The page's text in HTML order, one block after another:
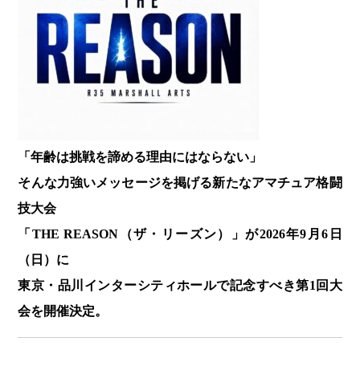
「年齢は挑戦を諦める理由にはならない」
そんな力強いメッセージを掲げる新たなアマチュア格闘
技大会
「THE REASON（ザ・リーズン）」が2026年9月6日
（日）に
東京・品川インターシティホールで記念すべき第1回大
会を開催決定。